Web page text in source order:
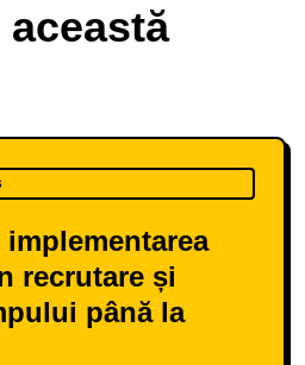
recrutare și
până la